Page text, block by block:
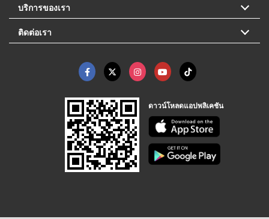
บริการของเรา
ติดต่อเรา
ดาวน์โหลดแอปพลิเคชัน